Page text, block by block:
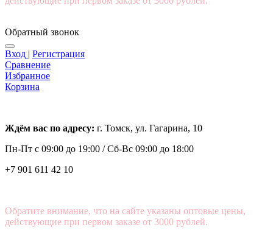
Обратный звонок
Вход | Регистрация
Сравнение
Избранное
Корзина
Ждём вас по адресу: г. Томск, ул. Гагарина, 10
Пн-Пт с 09:00 до 19:00 /Сб-Вс 09:00 до 18:00
+7 901 611 42 10
Обратите внимание, что на сайте указаны оптовые цены,
действующие при первом заказе от 3000 рублей.